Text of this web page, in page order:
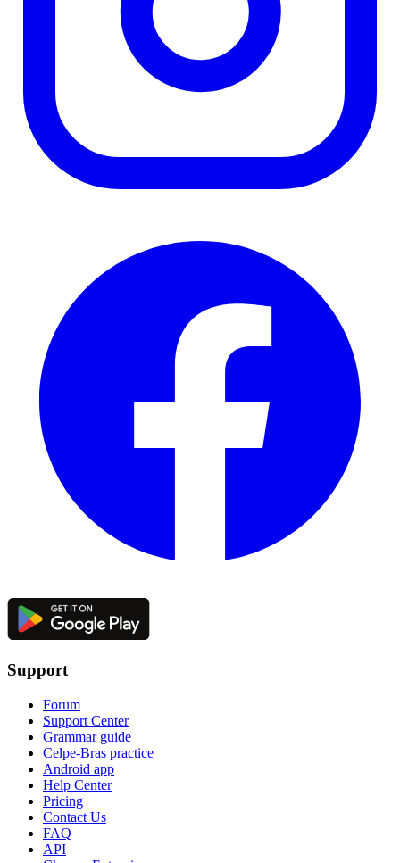
Support
Forum
Support Center
Grammar guide
Celpe-Bras practice
Android app
Help Center
Pricing
Contact Us
FAQ
API